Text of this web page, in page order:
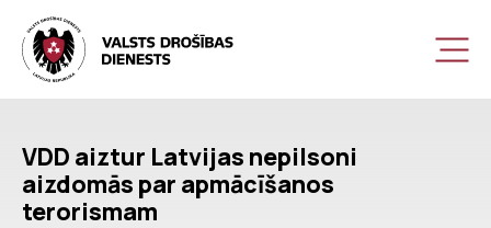
VDD aiztur Latvijas nepilsoni
aizdomās par apmācīšanos
terorismam